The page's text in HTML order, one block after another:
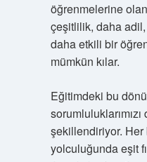
öğrenmelerine
çeşitlilik, daha adil,
daha etkili bir
mümkün kılar.
Eğitimdeki bu
şekillendiriyor.
yolculuğunda eşit